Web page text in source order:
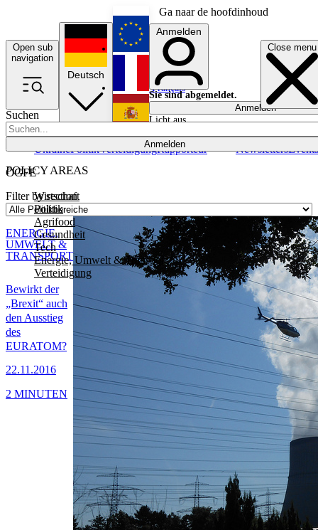
Ga naar de hoofdinhoud
Open sub
navigation
Close menu
Suchen
Anmelden
POLICY AREAS
Wirtschaft
Politik
Agrifood
Gesundheit
Tech
Energie, Umwelt & Transport
Verteidigung
UkrainePolitikVerteidigungRapporteur NewslettersEvents
Deutsch
English
Français
Anmelden
Sie sind abgemeldet.
Anmelden
Licht aus
ÖGFE
Filter by section
Bewirkt der
„Brexit“ auch
den Ausstieg
des
EURATOM?
22.11.2016
ENERGIE,
UMWELT &
TRANSPORT
2 MINUTEN